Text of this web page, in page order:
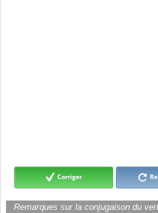
Corriger
Remarques sur la conjugaison du